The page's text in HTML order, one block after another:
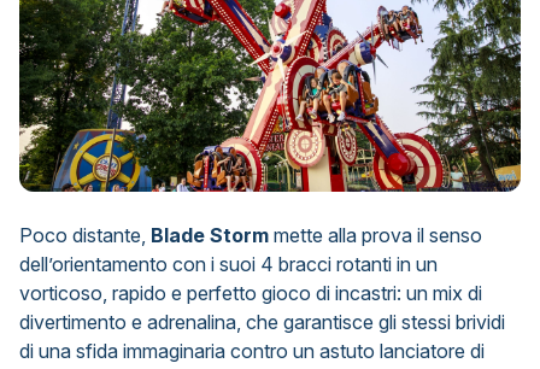
Poco distante, Blade Storm mette alla prova il senso
dell’orientamento con i suoi 4 bracci rotanti in un
vorticoso, rapido e perfetto gioco di incastri: un mix di
divertimento e adrenalina, che garantisce gli stessi brividi
di una sfida immaginaria contro un astuto lanciatore di